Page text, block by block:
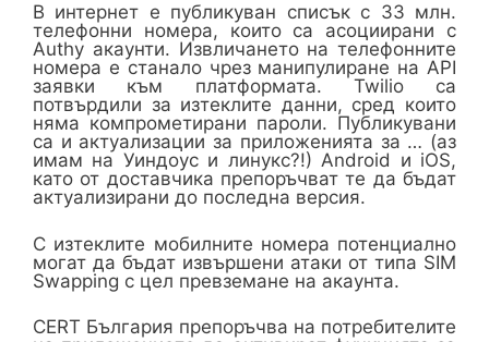
В интернет е публикуван списък с 33 млн.
телефонни номера, които са асоциирани с
Authy акаунти. Извличането на телефонните
номера е станало чрез манипулиране на API
заявки към платформата. Twilio са
потвърдили за изтеклите данни, сред които
няма компрометирани пароли. Публикувани
са и актуализации за приложенията за … (аз
имам на Уиндоус и линукс?!) Android и iOS,
като от доставчика препоръчват те да бъдат
актуализирани до последна версия.
С изтеклите мобилните номера потенциално
могат да бъдат извършени атаки от типа SIM
Swapping с цел превземане на акаунта.
CERT България препоръчва на потребителите